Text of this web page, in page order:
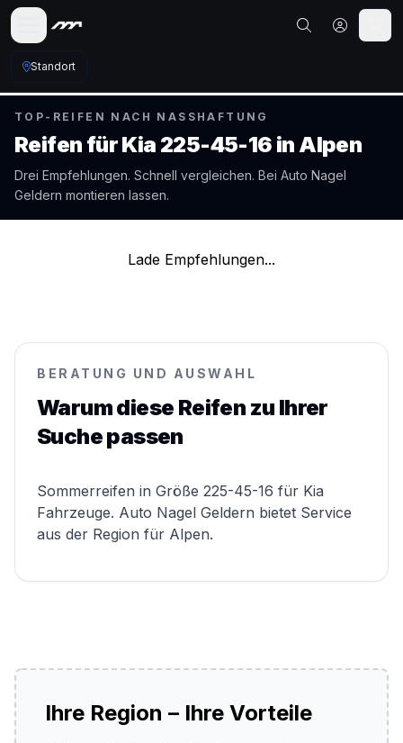
Standort
TOP-REIFEN NACH NASSHAFTUNG
Reifen fürKia 225-45-16 in Alpen
Drei Empfehlungen. Schnell vergleichen. Bei Auto Nagel
Geldern montieren lassen.
Lade Empfehlungen...
BERATUNG UND AUSWAHL
Warum diese Reifen zu Ihrer
Suche passen
Sommerreifen in Größe 225-45-16 für Kia
Fahrzeuge. Auto Nagel Geldern bietet Service
aus der Region für Alpen.
Ihre Region – Ihre Vorteile